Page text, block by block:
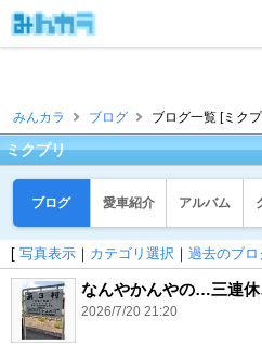
みんカラ ブログ ブログ一覧 [ミク
ミクプリ
ブログ 愛車紹介 アルバム
[ 写真表示 ｜ カテゴリ選択 ｜ 過去のブロ
なんやかんやの…三連
2026/7/20 21:20